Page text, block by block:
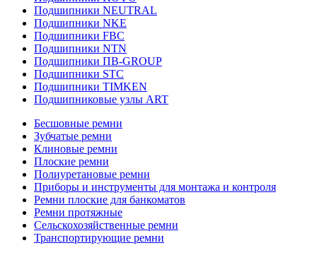
Подшипники NEUTRAL
Подшипники NKE
Подшипники FBC
Подшипники NTN
Подшипники ПВ-GROUP
Подшипники STC
Подшипники TIMKEN
Подшипниковые узлы ART
Бесшовные ремни
Зубчатые ремни
Клиновые ремни
Плоские ремни
Полиуретановые ремни
Приборы и инструменты для монтажа и контроля
Ремни плоские для банкоматов
Ремни протяжные
Сельскохозяйственные ремни
Транспортирующие ремни